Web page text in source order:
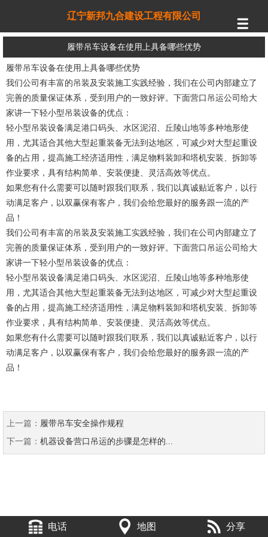
辽宁新邦九合建设工程有限公司
履带吊车设备在使用上具备哪些优势
履带吊车设备在使用上具备哪些优势
我们公司有丰富的吊装及安装施工实践经验，我们在公司内部建立了
完善的质量保证体系，受到用户的一致好评。下面营口吊运公司给大
家讲一下轻小型吊装设备的优点：
轻小型吊装设备满足港口码头、水区泥沼、丘陵山地等多种地形使
用，尤其适合其他大型起重装备无法到达地区，可减少对大型起重设
备的占用，提高施工经济适用性，满足物料装卸和塔机安装、拆卸等
作业要求，具有结构简单、安装便捷、灵活高效等优点。
如果您有什么需要可以随时跟我们联系，我们以真诚贴近客户，以行
动满足客户，以双赢保有客户，我们会给您最好的服务跟一流的产
品！
我们公司有丰富的吊装及安装施工实践经验，我们在公司内部建立了
完善的质量保证体系，受到用户的一致好评。下面营口吊运公司给大
家讲一下轻小型吊装设备的优点：
轻小型吊装设备满足港口码头、水区泥沼、丘陵山地等多种地形使
用，尤其适合其他大型起重装备无法到达地区，可减少对大型起重设
备的占用，提高施工经济适用性，满足物料装卸和塔机安装、拆卸等
作业要求，具有结构简单、安装便捷、灵活高效等优点。
如果您有什么需要可以随时跟我们联系，我们以真诚贴近客户，以行
动满足客户，以双赢保有客户，我们会给您最好的服务跟一流的产
品！
上一篇： 履带吊车安全操作规程
下一篇： 机器设备营口吊运的步骤是怎样的...
电话 地图 分享